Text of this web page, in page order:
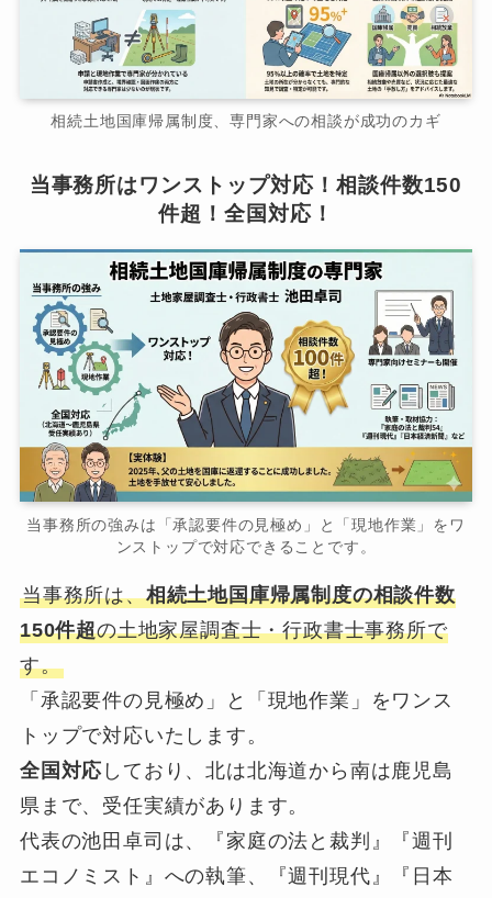
相続土地国庫帰属制度、専門家への相談が成功のカギ
当事務所はワンストップ対応！相談件数150
件超！全国対応！
当事務所の強みは「承認要件の見極め」と「現地作業」をワ
ンストップで対応できることです。
当事務所は、相続土地国庫帰属制度の相談件数
150件超の土地家屋調査士・行政書士事務所で
す。
「承認要件の見極め」と「現地作業」をワンス
トップで対応いたします。
全国対応 しており、北は北海道から南は鹿児島
県まで、受任実績があります。
代表の池田卓司は、『家庭の法と裁判』『週刊
エコノミスト』への執筆、『週刊現代』『日本